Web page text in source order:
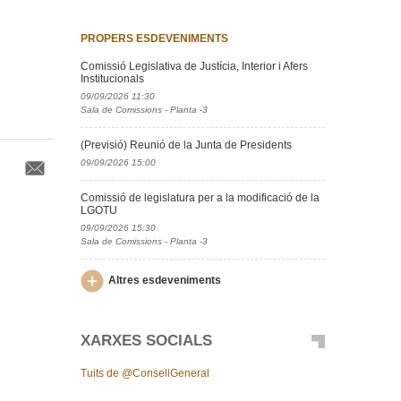
PROPERS ESDEVENIMENTS
Comissió Legislativa de Justícia, Interior i Afers
Institucionals
09/09/2026 11:30
Sala de Comissions - Planta -3
(Previsió) Reunió de la Junta de Presidents
09/09/2026 15:00
Comissió de legislatura per a la modificació de la
LGOTU
09/09/2026 15:30
Sala de Comissions - Planta -3
Altres esdeveniments
XARXES SOCIALS
Tuits de @ConsellGeneral